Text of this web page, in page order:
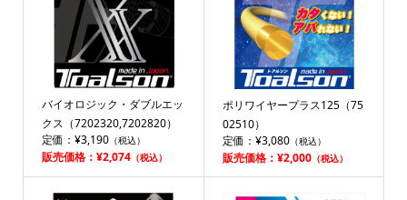
バイオロジック・ダブルエッ
クス（7202320,7202820）
定価：¥3,190（税込）
販売価格：¥2,074（税込）
ポリワイヤープラス125（75
02510）
定価：¥3,080（税込）
販売価格：¥2,000（税込）